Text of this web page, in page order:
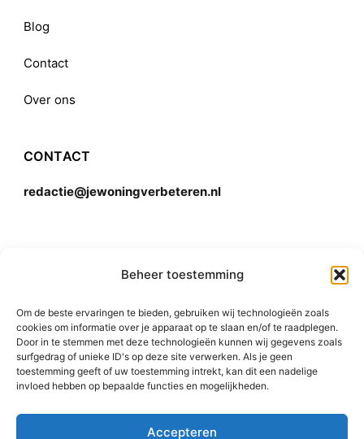
Beheer toestemming
Om de beste ervaringen te bieden, gebruiken wij technologieën zoals
cookies om informatie over je apparaat op te slaan en/of te raadplegen.
Door in te stemmen met deze technologieën kunnen wij gegevens zoals
surfgedrag of unieke ID's op deze site verwerken. Als je geen
toestemming geeft of uw toestemming intrekt, kan dit een nadelige
invloed hebben op bepaalde functies en mogelijkheden.
Accepteren
Blog
Contact
Over ons
CONTACT
redactie@jewoningverbeteren.nl
Disclaimer